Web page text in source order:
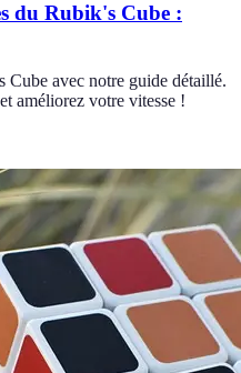
du Rubik's Cube :
avec notre guide détaillé.
améliorez votre vitesse !